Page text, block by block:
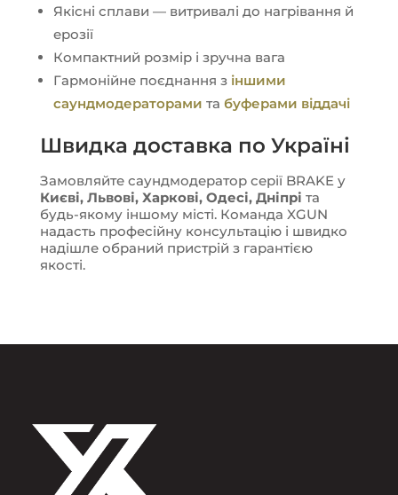
Якісні сплави — витривалі до нагрівання й
ерозії
Компактний розмір і зручна вага
Гармонійне поєднання з іншими
саундмодераторами та буферами віддачі
Швидка доставка по Україні
Замовляйте саундмодератор серії BRAKE у
Києві, Львові, Харкові, Одесі, Дніпрі та
будь-якому іншому місті. Команда XGUN
надасть професійну консультацію і швидко
надішле обраний пристрій з гарантією
якості.